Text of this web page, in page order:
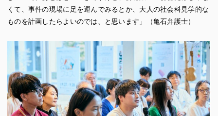
くて、事件の現場に足を運んでみるとか、大人の社会科見学的な
ものを計画したらよいのでは、と思います」（亀石弁護士）